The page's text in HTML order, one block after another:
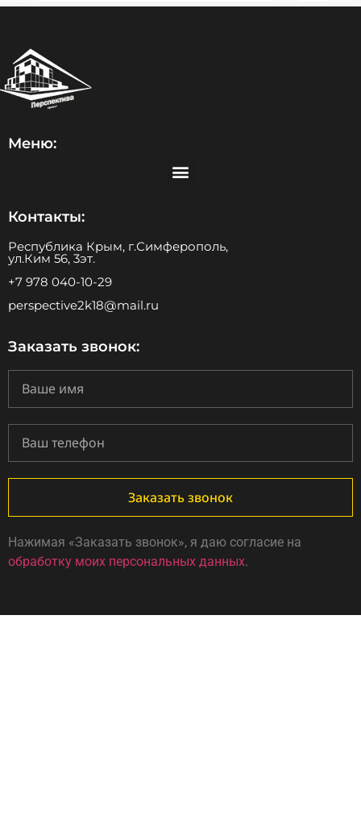
Меню:
Контакты:
Республика Крым, г.Симферополь,
ул.Ким 56, 3эт.
+7 978 040-10-29
perspective2k18@mail.ru
Заказать звонок:
Заказать звонок
Нажимая «Заказать звонок», я даю согласие на
обработку моих персональных данных.